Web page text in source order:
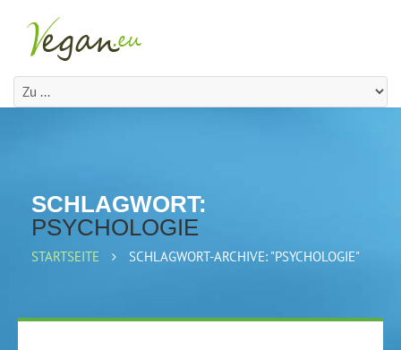
SCHLAGWORT:
PSYCHOLOGIE
STARTSEITE SCHLAGWORT-ARCHIVE: "PSYCHOLOGIE"